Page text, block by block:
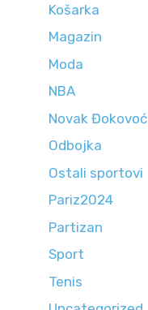
Košarka
Magazin
Moda
NBA
Novak Đokovoć
Odbojka
Ostali sportovi
Pariz2024
Partizan
Sport
Tenis